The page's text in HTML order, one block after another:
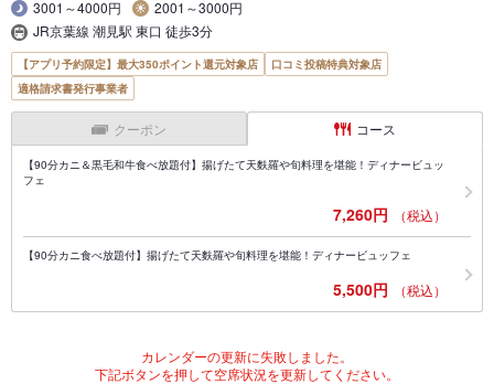
3001～4000円
2001～3000円
JR京葉線 潮見駅 東口 徒歩3分
【アプリ予約限定】最大350ポイント還元対象店
口コミ投稿特典対象店
適格請求書発行事業者
クーポン コース
【90分カニ＆黒毛和牛食べ放題付】揚げたて天麩羅や旬料理を堪能！ディナービュッ
フェ
7,260円 （税込）
【90分カニ食べ放題付】揚げたて天麩羅や旬料理を堪能！ディナービュッフェ
5,500円 （税込）
カレンダーの更新に失敗しました。
下記ボタンを押して空席状況を更新してください。